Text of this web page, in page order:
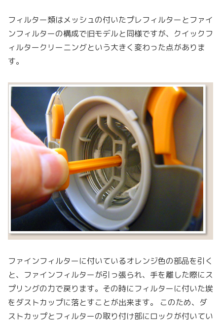
フィルター類はメッシュの付いたプレフィルターとファイ
ンフィルターの構成で旧モデルと同様ですが、クイックフ
ィルタークリーニングという大きく変わった点がありま
す。
ファインフィルターに付いているオレンジ色の部品を引く
と、ファインフィルターが引っ張られ、手を離した際にス
プリングの力で戻ります。その時にフィルターに付いた埃
をダストカップに落とすことが出来ます。 このため、ダ
ストカップとフィルターの取り付け部にロックが付いてい